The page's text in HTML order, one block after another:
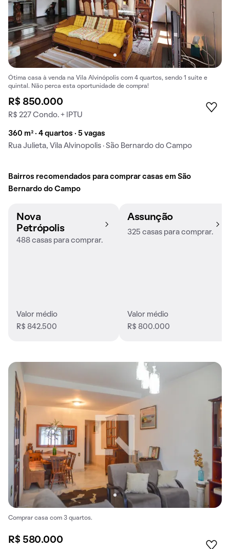
Ótima casa à venda na Vila Alvinópolis com 4 quartos, sendo 1 suíte e
quintal. Não perca esta oportunidade de compra!
R$ 850.000
R$ 227 Condo. + IPTU
360 m² · 4 quartos · 5 vagas
Rua Julieta, Vila Alvinopolis · São Bernardo do Campo
Bairros recomendados para comprar casas em São
Bernardo do Campo
Nova
Petrópolis
488 casas para comprar.
Valor médio
R$ 842.500
Assunção
325 casas para comprar.
Valor médio
R$ 800.000
Comprar casa com 3 quartos.
R$ 580.000